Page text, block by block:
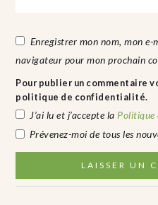
Enregistrer mon nom, mon e-
navigateur pour mon prochain
Pour publier un commentaire
politique de confidentialité.
J’ai lu et j’accepte la Politique
Prévenez-moi de tous les